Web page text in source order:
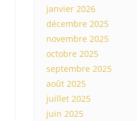
janvier 2026
décembre 2025
novembre 2025
octobre 2025
septembre 2025
août 2025
juillet 2025
juin 2025